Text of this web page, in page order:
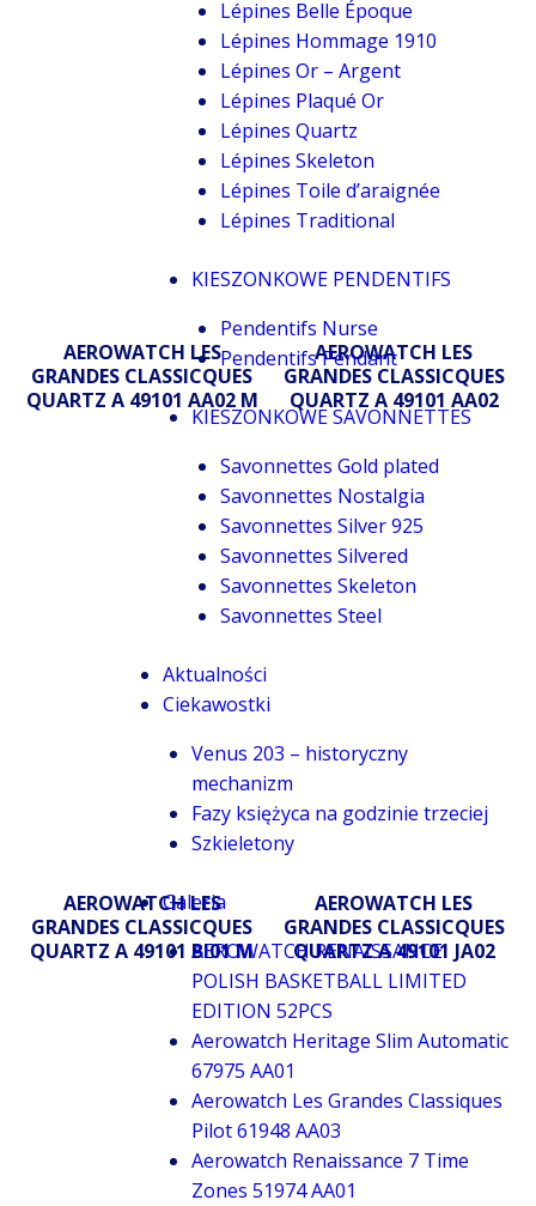
Lépines Belle Époque
Lépines Hommage 1910
Lépines Or – Argent
Lépines Plaqué Or
Lépines Quartz
Lépines Skeleton
Lépines Toile d’araignée
Lépines Traditional
KIESZONKOWE PENDENTIFS
Pendentifs Nurse
Pendentifs Pendant
KIESZONKOWE SAVONNETTES
Savonnettes Gold plated
Savonnettes Nostalgia
Savonnettes Silver 925
Savonnettes Silvered
Savonnettes Skeleton
Savonnettes Steel
Aktualności
Ciekawostki
Venus 203 – historyczny
mechanizm
Fazy księżyca na godzinie trzeciej
Szkieletony
Galeria
AEROWATCH RENAISSANCE
POLISH BASKETBALL LIMITED
EDITION 52PCS
Aerowatch Heritage Slim Automatic
67975 AA01
Aerowatch Les Grandes Classiques
Pilot 61948 AA03
Aerowatch Renaissance 7 Time
Zones 51974 AA01
AEROWATCH LES
GRANDES CLASSICQUES
QUARTZ A 49101 AA02 M
AEROWATCH LES
GRANDES CLASSICQUES
QUARTZ A 49101 AA02
AEROWATCH LES
GRANDES CLASSICQUES
QUARTZ A 49101 BI01 M
AEROWATCH LES
GRANDES CLASSICQUES
QUARTZ A 49101 JA02